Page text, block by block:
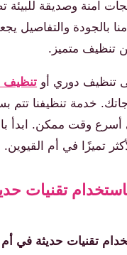
آمنة وصديقة للبيئة
بالجودة والتفاصيل
تنظيف متميز.
تنظيف دوري أو تنظيف
خدمة تنظيفنا تتم
أسرع وقت ممكن. ابدأ
تميزًا في أم القيوين.
تقنيات
تقنيات حديثة في أم